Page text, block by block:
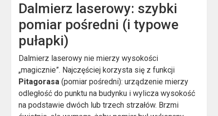
Dalmierz laserowy: szybki
pomiar pośredni (i typowe
pułapki)
Dalmierz laserowy nie mierzy wysokości
„magicznie”. Najczęściej korzysta się z funkcji
Pitagorasa (pomiar pośredni): urządzenie mierzy
odległość do punktu na budynku i wylicza wysokość
na podstawie dwóch lub trzech strzałów. Brzmi